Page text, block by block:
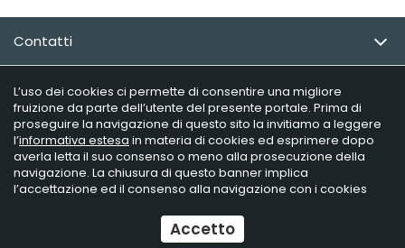
Contatti
Email Newsletter
Info utili
Raffaelli Editore - P.iva 02181230406
Ecommerce by Daisuke
L’uso dei cookies ci permette di consentire una migliore
fruizione da parte dell’utente del presente portale. Prima di
proseguire la navigazione di questo sito la invitiamo a leggere
l’informativa estesa in materia di cookies ed esprimere dopo
averla letta il suo consenso o meno alla prosecuzione della
navigazione. La chiusura di questo banner implica
l’accettazione ed il consenso alla navigazione con i cookies
Accetto